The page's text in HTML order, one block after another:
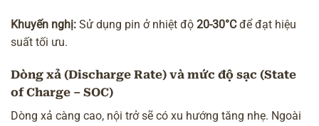
Khuyến nghị: Sử dụng pin ở nhiệt độ 20-30°Cđể đạt hiệu
suất tối ưu.
Dòng xả (Discharge Rate) và mức độ sạc (State
of Charge – SOC)
Dòng xả càng cao, nội trở sẽ có xu hướng tăng nhẹ. Ngoài